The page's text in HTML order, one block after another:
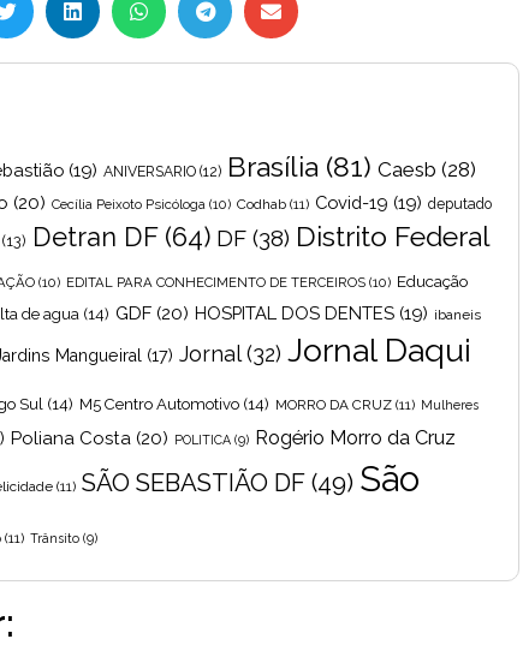
(19) ANIVERSARIO (12) Brasília (81) Caesb (28)
(20) Cecília Peixoto Psicóloga (10) Codhab (11) Covid-19 (19) deputado
(13) Detran DF(64) DF (38) Distrito Federal
(10) EDITAL PARA CONHECIMENTO DE TERCEIROS (10) Educação
de agua (14) GDF (20) HOSPITAL DOS DENTES (19) ibaneis
Mangueiral (17) Jornal(32) Jornal Daqui
Sul (14) M5 Centro Automotivo (14) MORRO DA CRUZ (11) Mulheres
Poliana Costa (20) POLITICA (9) Rogério Morro da Cruz
(11) SÃO SEBASTIÃO DF (49) São
(11) Trânsito (9)